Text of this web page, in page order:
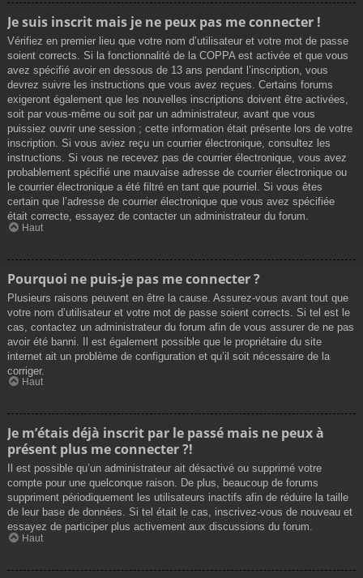
Je suis inscrit mais je ne peux pas me connecter !
Vérifiez en premier lieu que votre nom d’utilisateur et votre mot de passe
soient corrects. Si la fonctionnalité de la COPPA est activée et que vous
avez spécifié avoir en dessous de 13 ans pendant l’inscription, vous
devrez suivre les instructions que vous avez reçues. Certains forums
exigeront également que les nouvelles inscriptions doivent être activées,
soit par vous-même ou soit par un administrateur, avant que vous
puissiez ouvrir une session ; cette information était présente lors de votre
inscription. Si vous aviez reçu un courrier électronique, consultez les
instructions. Si vous ne recevez pas de courrier électronique, vous avez
probablement spécifié une mauvaise adresse de courrier électronique ou
le courrier électronique a été filtré en tant que pourriel. Si vous êtes
certain que l’adresse de courrier électronique que vous avez spécifiée
était correcte, essayez de contacter un administrateur du forum.
Haut
Pourquoi ne puis-je pas me connecter ?
Plusieurs raisons peuvent en être la cause. Assurez-vous avant tout que
votre nom d’utilisateur et votre mot de passe soient corrects. Si tel est le
cas, contactez un administrateur du forum afin de vous assurer de ne pas
avoir été banni. Il est également possible que le propriétaire du site
internet ait un problème de configuration et qu’il soit nécessaire de la
corriger.
Haut
Je m’étais déjà inscrit par le passé mais ne peux à
présent plus me connecter ?!
Il est possible qu’un administrateur ait désactivé ou supprimé votre
compte pour une quelconque raison. De plus, beaucoup de forums
suppriment périodiquement les utilisateurs inactifs afin de réduire la taille
de leur base de données. Si tel était le cas, inscrivez-vous de nouveau et
essayez de participer plus activement aux discussions du forum.
Haut